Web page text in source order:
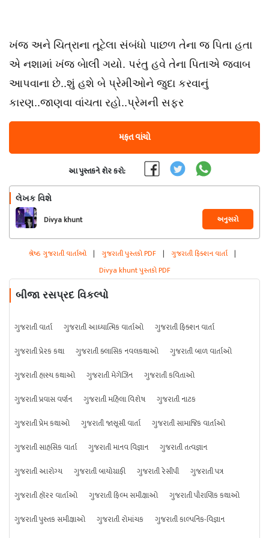
ખંજ અને ચિત્રાના તૂટેલા સંબંધો પાછળ તેના જ પિતા હતા
એ નશામાં ખંજ બાેલી ગયો. પરંતુ હવે તેના પિતાએ જવાબ
આપવાના છે..શું હશે બે પ્રેમીઓને જુદા કરવાનું
કારણ..જાણવા વાંચતા રહો..પ્રેમની સફર
મફત વાંચો
આ પુસ્તકને શેર કરો:
લેખક વિશે
Divya khunt અનુસરો
શ્રેષ્ઠ ગુજરાતી વાર્તાઓ | ગુજરાતી પુસ્તકો PDF | ગુજરાતી ફિક્શન વાર્તા |
Divya khunt પુસ્તકો PDF
બીજા રસપ્રદ વિકલ્પો
ગુજરાતી વાર્તા ગુજરાતી આધ્યાત્મિક વાર્તાઓ
ગુજરાતી ફિક્શન વાર્તા
ગુજરાતી પ્રેરક કથા
ગુજરાતી ક્લાસિક નવલકથાઓ
ગુજરાતી બાળ વાર્તાઓ
ગુજરાતી હાસ્ય કથાઓ
ગુજરાતી મેગેઝિન
ગુજરાતી કવિતાઓ
ગુજરાતી પ્રવાસ વર્ણન
ગુજરાતી મહિલા વિશેષ
ગુજરાતી નાટક
ગુજરાતી પ્રેમ કથાઓ
ગુજરાતી જાસૂસી વાર્તા
ગુજરાતી સામાજિક વાર્તાઓ
ગુજરાતી સાહસિક વાર્તા
ગુજરાતી માનવ વિજ્ઞાન
ગુજરાતી તત્વજ્ઞાન
ગુજરાતી આરોગ્ય
ગુજરાતી બાયોગ્રાફી ગુજરાતી રેસીપી
ગુજરાતી પત્ર
ગુજરાતી હૉરર વાર્તાઓ
ગુજરાતી ફિલ્મ સમીક્ષાઓ
ગુજરાતી પૌરાણિક કથાઓ
ગુજરાતી પુસ્તક સમીક્ષાઓ
ગુજરાતી રોમાંચક
ગુજરાતી કાલ્પનિક-વિજ્ઞાન